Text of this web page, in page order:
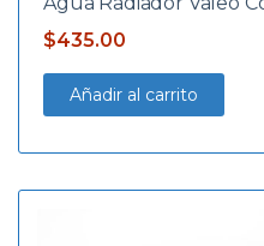
$435.00
Añadir al carrito